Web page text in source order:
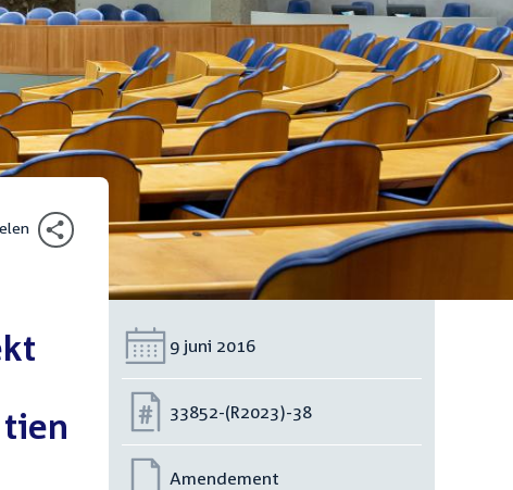
Datum:
9 juni 2016
Nummer:
33852-(R2023)-38
Amendement